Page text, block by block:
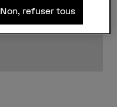
Non, refuser tous